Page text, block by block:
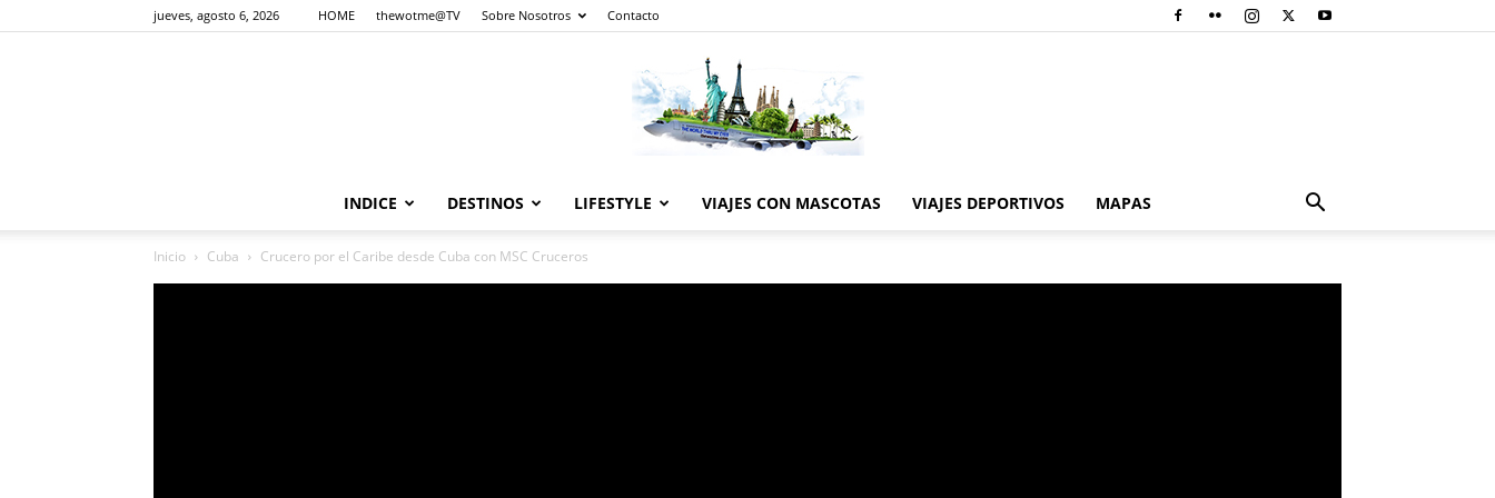
jueves, agosto 6, 2026 HOME thewotme@TV Sobre Nosotros Contacto
INDICE DESTINOS LIFESTYLE VIAJES CON MASCOTAS VIAJES DEPORTIVOS MAPAS
Inicio Cuba Crucero por el Caribe desde Cuba con MSC Cruceros